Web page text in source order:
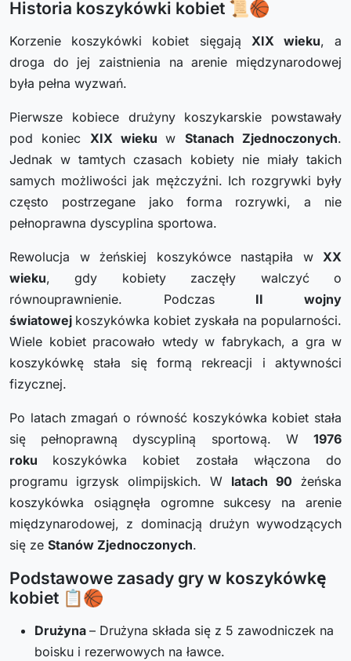
Historia koszykówki kobiet 📜🏀
Korzenie koszykówki kobiet sięgają XIX wieku, a
droga do jej zaistnienia na arenie międzynarodowej
była pełna wyzwań.
Pierwsze kobiece drużyny koszykarskie powstawały
pod koniec XIX wiekuw Stanach Zjednoczonych.
Jednak w tamtych czasach kobiety nie miały takich
samych możliwości jak mężczyźni. Ich rozgrywki były
często postrzegane jako forma rozrywki, a nie
pełnoprawna dyscyplina sportowa.
Rewolucja w żeńskiej koszykówce nastąpiła w XX
wieku, gdy kobiety zaczęły walczyć o
równouprawnienie. Podczas II wojny
światowej koszykówka kobiet zyskała na popularności.
Wiele kobiet pracowało wtedy w fabrykach, a gra w
koszykówkę stała się formą rekreacji i aktywności
fizycznej.
Po latach zmagań o równość koszykówka kobiet stała
się pełnoprawną dyscypliną sportową. W 1976
roku koszykówka kobiet została włączona do
programu igrzysk olimpijskich. W latach 90 żeńska
koszykówka osiągnęła ogromne sukcesy na arenie
międzynarodowej, z dominacją drużyn wywodzących
się ze Stanów Zjednoczonych.
Podstawowe zasady gry w koszykówkę
kobiet 📋🏀
Drużyna – Drużyna składa się z 5 zawodniczek na
boisku i rezerwowych na ławce.